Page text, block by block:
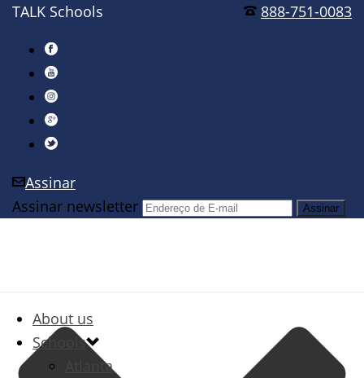
888-751-0083
TALK Schools
Assinar
Assinar newsletter
About us
Schools
Atlanta